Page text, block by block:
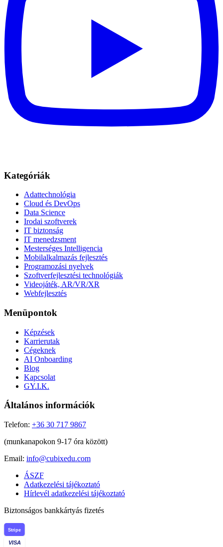
Kategóriák
Adattechnológia
Cloud és DevOps
Data Science
Irodai szoftverek
IT biztonság
IT menedzsment
Mesterséges Intelligencia
Mobilalkalmazás fejlesztés
Programozási nyelvek
Szoftverfejlesztési technológiák
Videojáték, AR/VR/XR
Webfejlesztés
Menüpontok
Képzések
Karrierutak
Cégeknek
AI Onboarding
Blog
Kapcsolat
GY.I.K.
Általános információk
Telefon: +36 30 717 9867
(munkanapokon 9-17 óra között)
Email: info@cubixedu.com
ÁSZF
Adatkezelési tájékoztató
Hírlevél adatkezelési tájékoztató
Biztonságos bankkártyás fizetés
Stripe
VISA